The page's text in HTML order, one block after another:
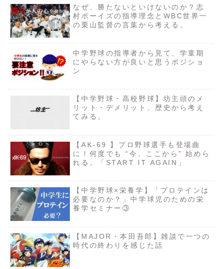
なぜ、勝たないといけないのか？志
村ボーイズの指導理念とWBC世界一
の栗山監督の言葉から考える。
中学野球の指導者から見て、学童期
にやらない方が良いと思うポジショ
ン
【中学野球・高校野球】坊主頭のメ
リット・デメリット、歴史から考え
てみる。
【AK-69 】プロ野球選手も登場曲
に！何度でも “今、ここから” 始めら
れる。「START IT AGAIN」
【中学野球×栄養学】「プロテインは
必要なのか？」中学球児のための栄
養学セミナー③
【MAJOR・本田吾郎】雑談で一つの
時代の終わりを感じた話